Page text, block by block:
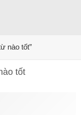
nào tốt”
tốt